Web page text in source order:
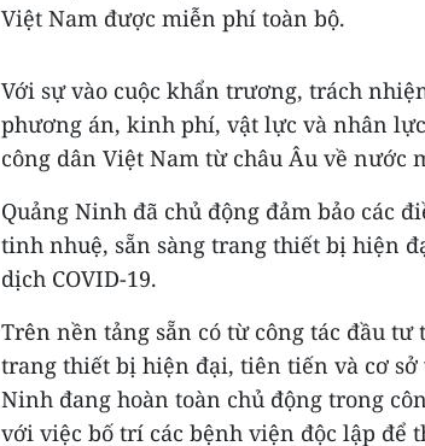
Việt Nam được miễn phí toàn bộ.
Với sự vào cuộc khẩn trương, trách
phương án, kinh phí, vật lực và nhân
công dân Việt Nam từ châu Âu về nước
Quảng Ninh đã chủ động đảm bảo các
tinh nhuệ, sẵn sàng trang thiết bị hiện
dịch COVID-19.
Trên nền tảng sẵn có từ công tác đầu
trang thiết bị hiện đại, tiên tiến và cơ
Ninh đang hoàn toàn chủ động trong
với việc bố trí các bệnh viện độc lập để